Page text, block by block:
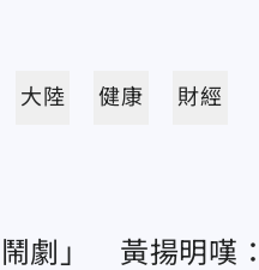
大陸 健康 財經
劇」 黃揚明嘆